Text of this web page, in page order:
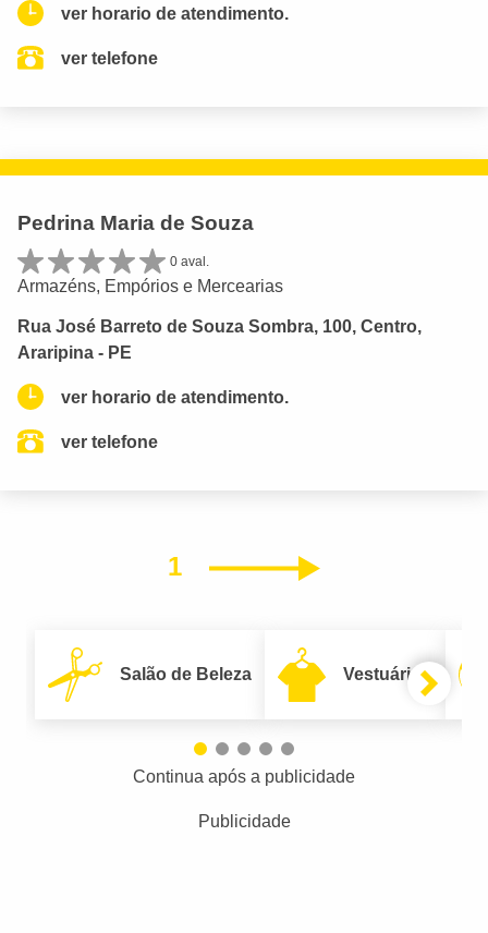
ver horario de atendimento.
ver telefone
Pedrina Maria de Souza
0 aval.
Armazéns, Empórios e Mercearias
Rua José Barreto de Souza Sombra, 100, Centro,
Araripina - PE
ver horario de atendimento.
ver telefone
1 Próximo
Salão de Beleza Vestuário
Continua após a publicidade
Publicidade